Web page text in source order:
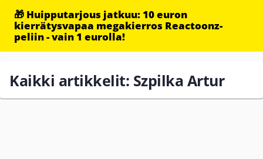
🎁 Huipputarjous jatkuu: 10 euron
kierrätysvapaa megakierros Reactoonz-
peliin - vain 1 eurolla!
Kaikki artikkelit: Szpilka Artur